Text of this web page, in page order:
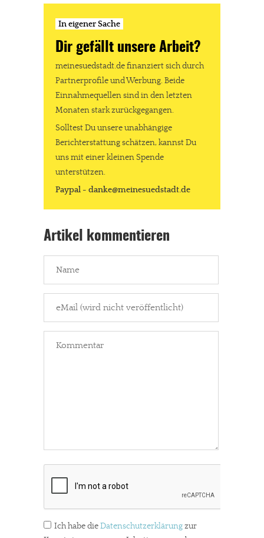
In eigener Sache
Dir gefällt unsere Arbeit?
meinesuedstadt.de finanziert sich durch
Partnerprofile und Werbung. Beide
Einnahmequellen sind in den letzten
Monaten stark zurückgegangen.
Solltest Du unsere unabhängige
Berichterstattung schätzen, kannst Du
uns mit einer kleinen Spende
unterstützen.
Paypal - danke@meinesuedstadt.de
Artikel kommentieren
Ich habe dieDatenschutzerklärungzur